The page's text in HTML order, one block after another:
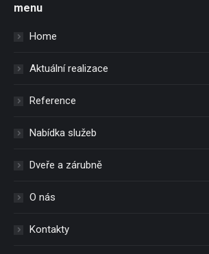
menu
Home
Aktuální realizace
Reference
Nabídka služeb
Dveře a zárubně
O nás
Kontakty